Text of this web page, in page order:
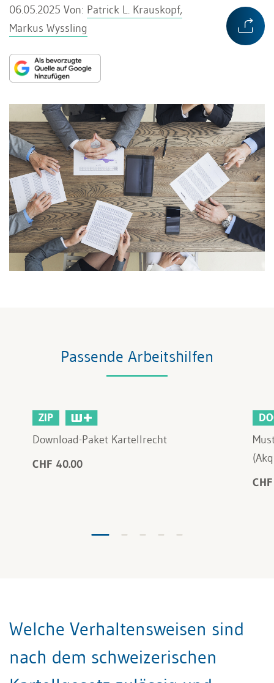
06.05.2025 Von: Patrick L. Krauskopf,
Markus Wyssling
Passende Arbeitshilfen
ZIP
Download-Paket Kartellrecht
CHF 40.00
Welche Verhaltensweisen sind
nach dem schweizerischen